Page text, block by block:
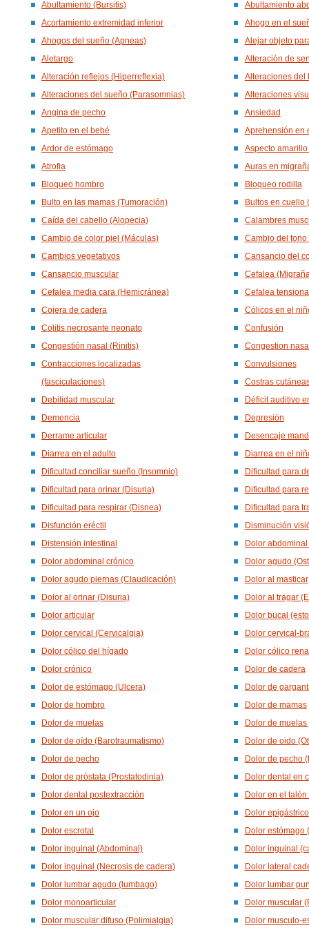
Abultamiento (Bursitis)
Abultamiento
Acortamiento extremidad inferior
Ahogo en el
Ahogos del sueño (Apneas)
Alejar objeto
Aletargo
Alteración de
Alteración reflejos (Hiperreflexia)
Alteraciones del
Alteraciones del sueño (Parasomnias)
Alteraciones
Angina de pecho
Ansiedad
Apetito en el bebé
Aprehensión en
Ardor de estómago
Aspecto
Atrofia
Auras en
Bloqueo hombro
Bloqueo rodilla
Bulto en las mamas (Tumoración)
Bultos en cuello
Caída del cabello (Alopecia)
Calambres
Cambio de color piel (Máculas)
Cambio del
Cambios vegetativos
Cansancio del
Cansancio muscular
Cefalea
Cefalea media cara (Hemicránea)
Cefalea
Cojera de cadera
Cólicos en el
Colitis necrosante neonato
Confusión
Congestión nasal (Rinitis)
Congestion
Contracciones localizadas
(fasciculaciones)
Convulsiones
Costras
Debilidad muscular
Déficit auditivo
Demencia
Depresión
Derrame articular
Desencaje
Diarrea en el adulto
Diarrea en el
Dificultad conciliar sueño (Insomnio)
Dificultad para
Dificultad para orinar (Disuria)
Dificultad para
Dificultad para respirar (Disnea)
Dificultad para
Disfunción eréctil
Disminución
Distensión intestinal
Dolor
Dolor abdominal crónico
Dolor agudo
Dolor agudo piernas (Claudicación)
Dolor al masticar
Dolor al orinar (Disuria)
Dolor al tragar
Dolor articular
Dolor bucal
Dolor cervical (Cervicalgia)
Dolor cervical-
Dolor cólico del hígado
Dolor cólico
Dolor crónico
Dolor de cadera
Dolor de estómago (Ulcera)
Dolor de
Dolor de hombro
Dolor de mamas
Dolor de muelas
Dolor de
Dolor de oído (Barotraumatismo)
Dolor de oido
Dolor de pecho
Dolor de pecho
Dolor de próstata (Prostatodinia)
Dolor dental en
Dolor dental postextracción
Dolor en el
Dolor en un ojo
Dolor epigástrico
Dolor escrotal
Dolor estómago
Dolor inguinal (Abdominal)
Dolor inguinal
Dolor inguinal (Necrosis de cadera)
Dolor lateral
Dolor lumbar agudo (lumbago)
Dolor lumbar
Dolor monoarticular
Dolor muscular
Dolor muscular difuso (Polimialgia)
Dolor musculo-